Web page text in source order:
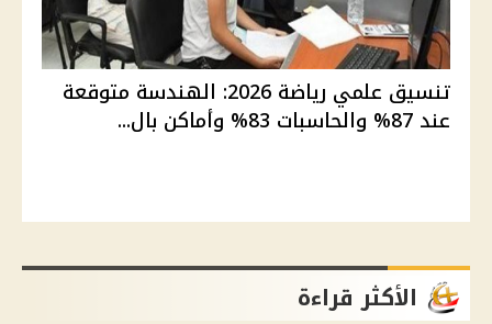
تنسيق علمي رياضة 2026: الهندسة متوقعة
عند 87% والحاسبات 83% وأماكن بال...
الأكثر قراءة